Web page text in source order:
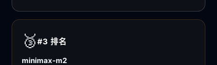
🥉 #3排名
minimax-m2